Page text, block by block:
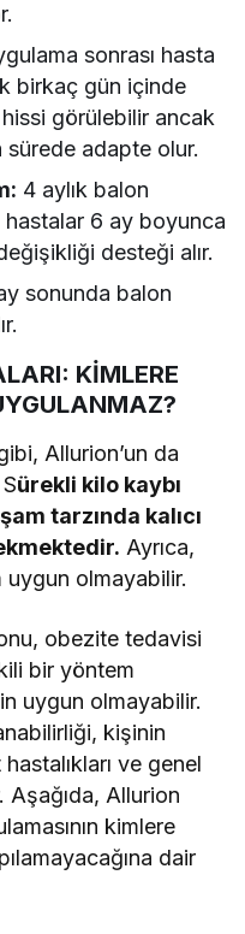
sonrası hasta
birkaç gün içinde
hissi görülebilir ancak
sürede adapte olur.
4 aylık balon
hastalar 6 ay boyunca
desteği alır.
sonunda balon
KİMLERE
Allurion’un da
ürekli kilo kaybı
tarzında kalıcı
Ayrıca,
uygun olmayabilir.
obezite tedavisi
bir yöntem
uygun olmayabilir.
kişinin
ve genel
Aşağıda, Allurion
kimlere
dair